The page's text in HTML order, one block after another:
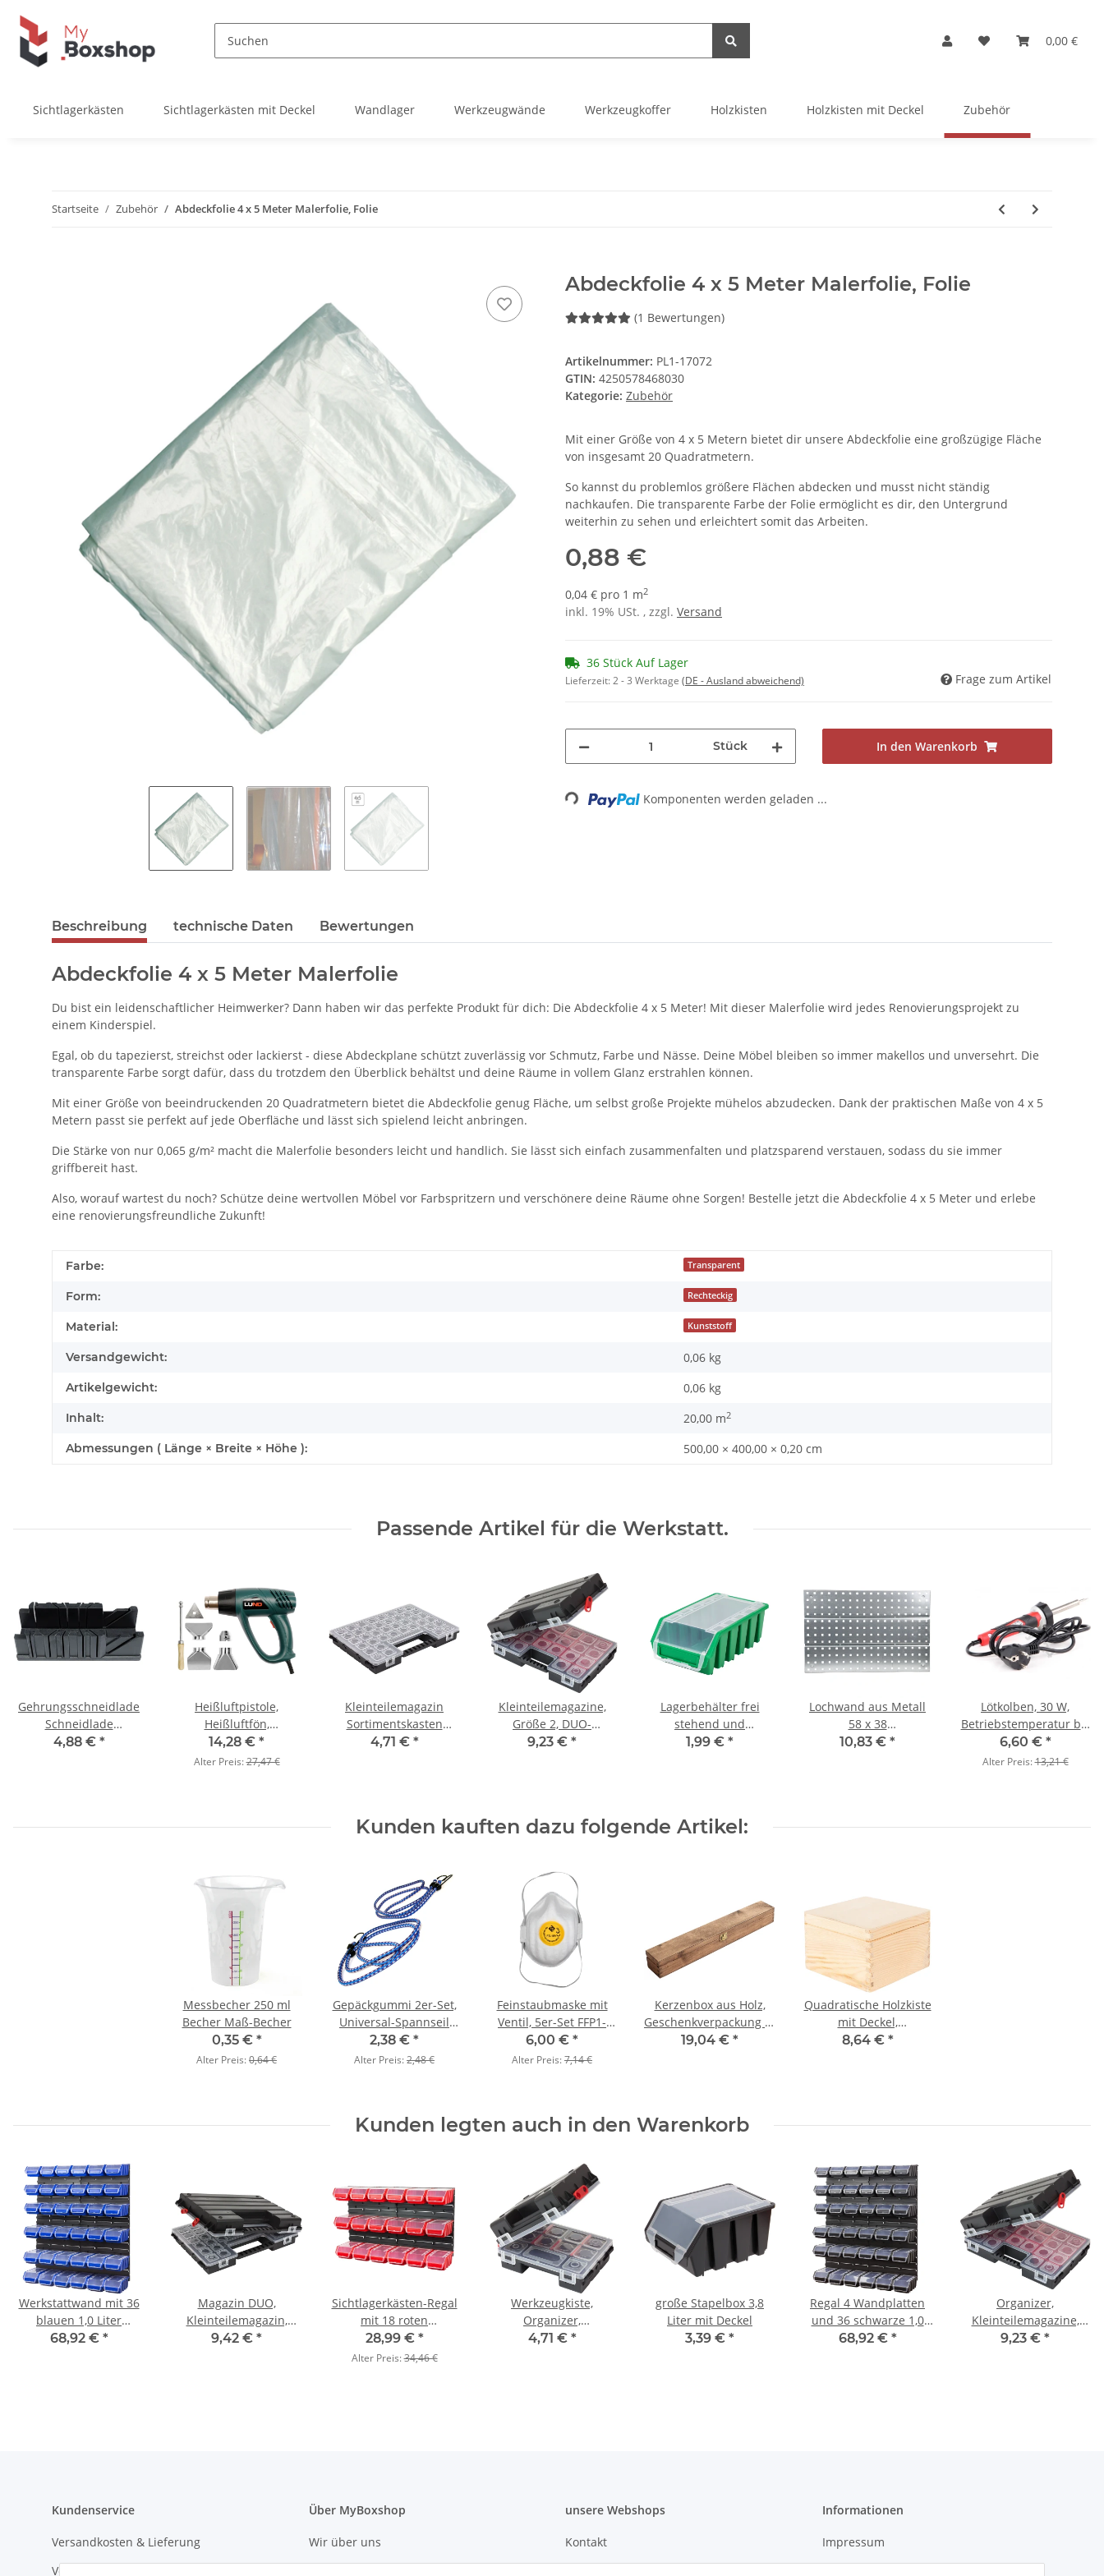
0,00 €
Sichtlagerkästen Sichtlagerkästen mit Deckel Wandlager Werkzeugwände Werkzeugkoffer Holzkisten Holzkisten mit Deckel Zubehör
Startseite Zubehör Abdeckfolie 4 x 5 Meter Malerfolie, Folie
Abdeckfolie 4 x 5 Meter Malerfolie, Folie
(1 Bewertungen)
Artikelnummer: PL1-17072
GTIN: 4250578468030
Kategorie: Zubehör
Mit einer Größe von 4 x 5 Metern bietet dir unsere Abdeckfolie eine großzügige Fläche
von insgesamt 20 Quadratmetern.
So kannst du problemlos größere Flächen abdecken und musst nicht ständig
nachkaufen. Die transparente Farbe der Folie ermöglicht es dir, den Untergrund
weiterhin zu sehen und erleichtert somit das Arbeiten.
0,88 €
0,04 € pro 1 m2
inkl. 19% USt. , zzgl. Versand
36 Stück Auf Lager
Lieferzeit:2 - 3 Werktage (DE - Ausland abweichend) Frage zum Artikel
Stück In den Warenkorb
Loading... Komponenten werden geladen ...
Beschreibung technische Daten Bewertungen
Abdeckfolie 4 x 5 Meter Malerfolie
Du bist ein leidenschaftlicher Heimwerker? Dann haben wir das perfekte Produkt für dich: Die Abdeckfolie 4 x 5 Meter! Mit dieser Malerfolie wird jedes Renovierungsprojekt zu
einem Kinderspiel.
Egal, ob du tapezierst, streichst oder lackierst - diese Abdeckplane schützt zuverlässig vor Schmutz, Farbe und Nässe. Deine Möbel bleiben so immer makellos und unversehrt. Die
transparente Farbe sorgt dafür, dass du trotzdem den Überblick behältst und deine Räume in vollem Glanz erstrahlen können.
Mit einer Größe von beeindruckenden 20 Quadratmetern bietet die Abdeckfolie genug Fläche, um selbst große Projekte mühelos abzudecken. Dank der praktischen Maße von 4 x 5
Metern passt sie perfekt auf jede Oberfläche und lässt sich spielend leicht anbringen.
Die Stärke von nur 0,065 g/m² macht die Malerfolie besonders leicht und handlich. Sie lässt sich einfach zusammenfalten und platzsparend verstauen, sodass du sie immer
griffbereit hast.
Also, worauf wartest du noch? Schütze deine wertvollen Möbel vor Farbspritzern und verschönere deine Räume ohne Sorgen! Bestelle jetzt die Abdeckfolie 4 x 5 Meter und erlebe
eine renovierungsfreundliche Zukunft!
Farbe: Transparent
Form: Rechteckig
Material: Kunststoff
Versandgewicht: 0,06 kg
Artikelgewicht: 0,06 kg
Inhalt: 20,00 m2
Abmessungen ( Länge × Breite × Höhe ): 500,00 × 400,00 × 0,20 cm
Passende Artikel für die Werkstatt.
Gehrungsschneidlade
Schneidlade
Gehrungslade 22,5° 45°
4,88 € *
Heißluftpistole,
Heißluftfön,
Heißluftgebläse 2000
Watt, Werkstattfön
14,28 € *
Alter Preis:27,47 €
Kleinteilemagazin
Sortimentskasten
Tandem A Organizer
4,71 € *
Kleinteilemagazine,
Größe 2, DUO-
Organizer doppelseitig,
9,23 € *
Lagerbehälter frei
stehend und
wandhängend 1,3 Liter,
1,99 € *
Lochwand aus Metall
58 x 38
cm,Werkzeugwand
10,83 € *
Lötkolben, 30 W,
Betriebstemperatur bis
400 °C, kabelgebunden,
230 V
6,60 € *
Alter Preis:13,21 €
Kunden kauften dazu folgende Artikel:
Messbecher 250 ml
Becher Maß-Becher
0,35 € *
Alter Preis:0,64 €
Gepäckgummi 2er-Set,
Universal-Spannseil
100 cm
2,38 € *
Alter Preis:2,48 €
Feinstaubmaske mit
Ventil, 5er-Set FFP1-
Atemschutzmasken
6,00 € *
Alter Preis:7,14 €
Kerzenbox aus Holz,
Geschenkverpackung in
Eiche dunkel
19,04 € *
Quadratische Holzkiste
mit Deckel,
20 × 20 × 13 cm
8,64 € *
Kunden legten auch in den Warenkorb
Werkstattwand mit 36
blauen 1,0 Liter
Stapelkisten und
68,92 € *
Magazin DUO,
Kleinteilemagazin,
Kiste, Sortimentskasten
9,42 € *
Sichtlagerkästen-Regal
mit 18 roten
Schraubenkisten, 1,0-
Liter-Boxen mit Deckel
28,99 € *
Alter Preis:34,46 €
Werkzeugkiste,
Organizer,
Sortierkasten,
4,71 € *
große Stapelbox 3,8
Liter mit Deckel
3,39 € *
Regal 4 Wandplatten
und 36 schwarze 1,0
Liter Deckel
68,92 € *
Organizer,
Kleinteilemagazine,
doppelseitig, Fächer,
9,23 € *
Kundenservice
Versandkosten & Lieferung
Versandkostenrechner
Über MyBoxshop
Wir über uns
unsere Webshops
Kontakt
Informationen
Impressum